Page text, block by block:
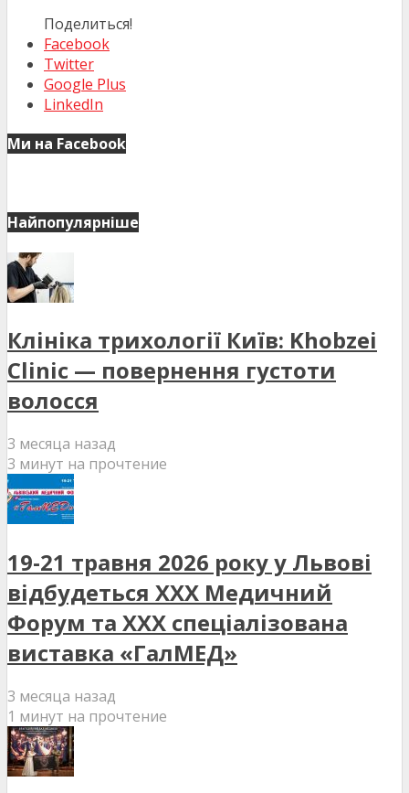
Поделиться!
Facebook
Twitter
Google Plus
LinkedIn
Ми на Facebook
Найпопулярніше
Клініка трихології Київ: Khobzei
Clinic — повернення густоти
волосся
3 месяца назад
3 минут на прочтение
19-21 травня 2026 року у Львові
відбудеться XXX Медичний
Форум та XXX спеціалізована
виставка «ГалМЕД»
3 месяца назад
1 минут на прочтение